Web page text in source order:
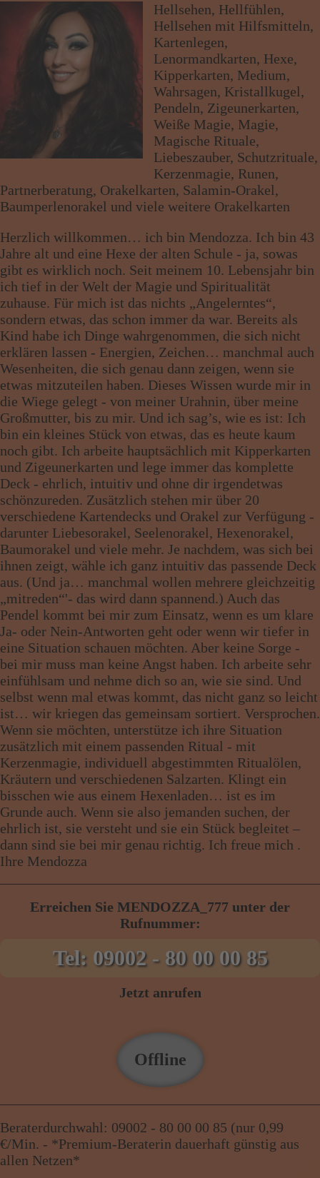
Menü: Beraterübersicht von A bis Z
Menü: Kartenlegen kostenlos, Jobs,
Wissen von A - Z
Hellsehen, Hellfühlen,
Hellsehen mit Hilfsmitteln,
Kartenlegen,
Lenormandkarten, Hexe,
Kipperkarten, Medium,
Wahrsagen, Kristallkugel,
Pendeln, Zigeunerkarten,
Weiße Magie, Magie,
Magische Rituale,
Liebeszauber, Schutzrituale,
Kerzenmagie, Runen,
Partnerberatung, Orakelkarten, Salamin-Orakel,
Baumperlenorakel und viele weitere Orakelkarten
Herzlich willkommen… ich bin Mendozza. Ich bin 43
Jahre alt und eine Hexe der alten Schule - ja, sowas
gibt es wirklich noch. Seit meinem 10. Lebensjahr bin
ich tief in der Welt der Magie und Spiritualität
zuhause. Für mich ist das nichts „Angelerntes“,
sondern etwas, das schon immer da war. Bereits als
Kind habe ich Dinge wahrgenommen, die sich nicht
erklären lassen - Energien, Zeichen… manchmal auch
Wesenheiten, die sich genau dann zeigen, wenn sie
etwas mitzuteilen haben. Dieses Wissen wurde mir in
die Wiege gelegt - von meiner Urahnin, über meine
Großmutter, bis zu mir. Und ich sag’s, wie es ist: Ich
bin ein kleines Stück von etwas, das es heute kaum
noch gibt. Ich arbeite hauptsächlich mit Kipperkarten
und Zigeunerkarten und lege immer das komplette
Deck - ehrlich, intuitiv und ohne dir irgendetwas
schönzureden. Zusätzlich stehen mir über 20
verschiedene Kartendecks und Orakel zur Verfügung -
darunter Liebesorakel, Seelenorakel, Hexenorakel,
Baumorakel und viele mehr. Je nachdem, was sich bei
ihnen zeigt, wähle ich ganz intuitiv das passende Deck
aus. (Und ja… manchmal wollen mehrere gleichzeitig
„mitreden“'- das wird dann spannend.) Auch das
Pendel kommt bei mir zum Einsatz, wenn es um klare
Ja- oder Nein-Antworten geht oder wenn wir tiefer in
eine Situation schauen möchten. Aber keine Sorge -
bei mir muss man keine Angst haben. Ich arbeite sehr
einfühlsam und nehme dich so an, wie sie sind. Und
selbst wenn mal etwas kommt, das nicht ganz so leicht
ist… wir kriegen das gemeinsam sortiert. Versprochen.
Wenn sie möchten, unterstütze ich ihre Situation
zusätzlich mit einem passenden Ritual - mit
Kerzenmagie, individuell abgestimmten Ritualölen,
Kräutern und verschiedenen Salzarten. Klingt ein
bisschen wie aus einem Hexenladen… ist es im
Grunde auch. Wenn sie also jemanden suchen, der
ehrlich ist, sie versteht und sie ein Stück begleitet –
dann sind sie bei mir genau richtig. Ich freue mich .
Ihre Mendozza
Erreichen Sie MENDOZZA_777 unter der
Rufnummer:
Tel: 09002 - 80 00 00 85
Jetzt anrufen
Offline
Beraterdurchwahl: 09002 - 80 00 00 85 (nur 0,99
€/Min. - *Premium-Beraterin dauerhaft günstig aus
allen Netzen*